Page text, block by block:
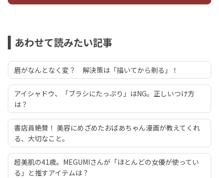
あわせて読みたい記事
眉がなんとなく変？ 解決策は「描いてから剃る」！
アイシャドウ、「ブラシにたっぷり」はNG。正しいつけ方
は？
書店員絶賛！ 美容にめざめたおばあちゃん漫画が教えてくれ
る、大切なこと。
超美肌の41歳。MEGUMIさんが「ほとんどの女優が使ってい
る」と推すアイテムは？